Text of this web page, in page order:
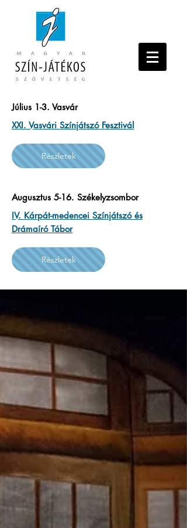
Július 1-3. Vasvár
XXI. Vasvári Színjátszó Fesztivál
Részletek
Augusztus 5-16. Székelyzsombor
IV. Kárpát-medencei Színjátszó és
Drámaíró Tábor
Részletek